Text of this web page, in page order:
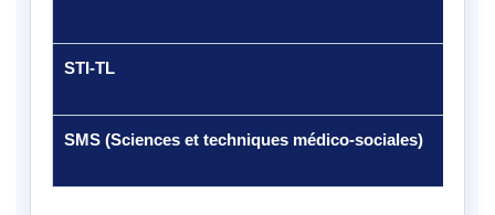
STI-TL
SMS (Sciences et techniques médico-sociales)